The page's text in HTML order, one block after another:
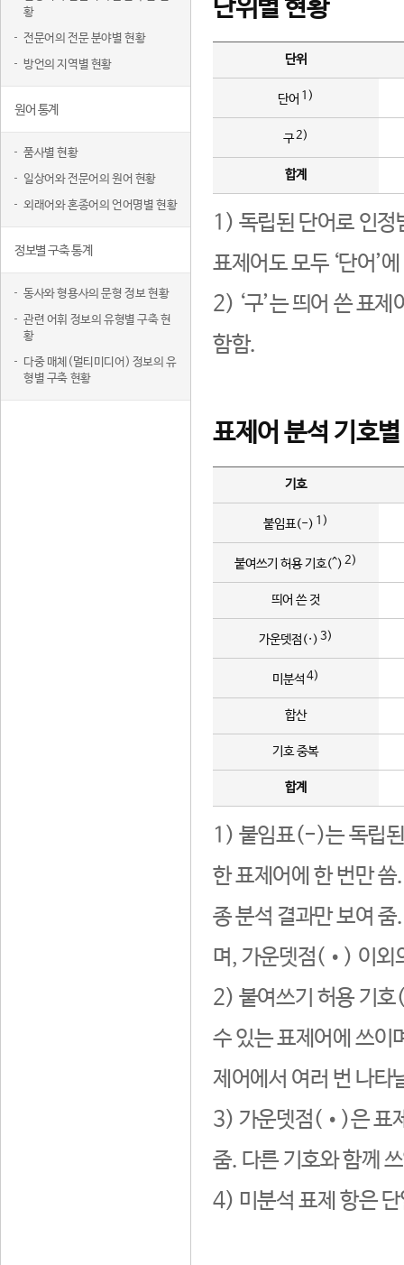
황
전문어의 전문 분야별 현황
방언의 지역별 현황
원어 통계
품사별 현황
일상어와 전문어의 원어 현황
외래어와 혼종어의 언어명별 현황
정보별 구축 통계
동사와 형용사의 문형 정보 현황
관련 어휘 정보의 유형별 구축 현
황
다중 매체(멀티미디어) 정보의 유
형별 구축 현황
단위별 현황
단위
단어 1)
구2)
합계
1) 독립된 단어로 인정
표제어도 모두 ‘단어’
2) ‘구’는 띄어 쓴 표
함함.
표제어 분석 기호
기호
붙임표(-) 1)
붙여쓰기 허용 기호(^) 2)
띄어 쓴 것
가운뎃점(·) 3)
미분석 4)
합산
기호 중복
합계
1) 붙임표(-)는 독립된
한 표제어에 한 번만
종 분석 결과만 보여
며, 가운뎃점(•) 이외
2) 붙여쓰기 허용 기호
수 있는 표제어에 쓰이
제어에서 여러 번 나타
3) 가운뎃점(•)은 표
줌. 다른 기호와 함께
4) 미분석 표제 항은